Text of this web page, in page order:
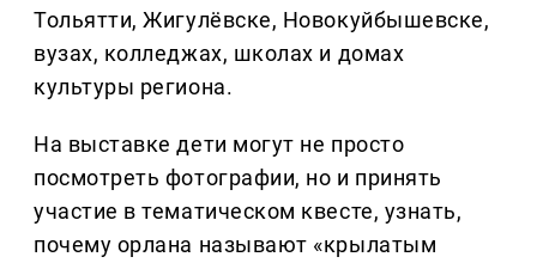
Тольятти, Жигулёвске, Новокуйбышевске,
вузах, колледжах, школах и домах
культуры региона.
На выставке дети могут не просто
посмотреть фотографии, но и принять
участие в тематическом квесте, узнать,
почему орлана называют «крылатым